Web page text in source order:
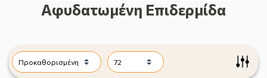
Αφυδατωμένη Επιδερμίδα